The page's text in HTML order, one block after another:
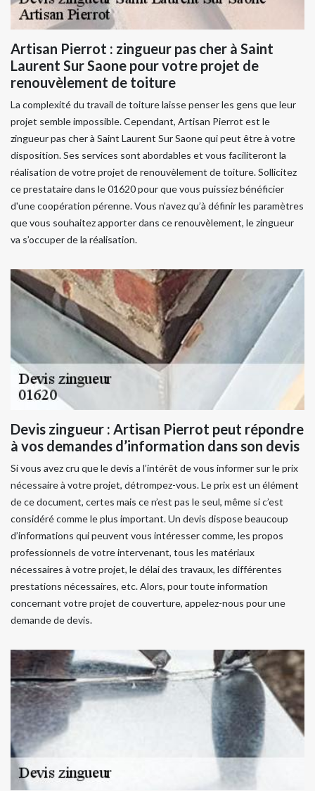
Artisan Pierrot : zingueur pas cher à Saint
Laurent Sur Saone pour votre projet de
renouvèlement de toiture
La complexité du travail de toiture laisse penser les gens que leur
projet semble impossible. Cependant, Artisan Pierrot est le
zingueur pas cher à Saint Laurent Sur Saone qui peut être à votre
disposition. Ses services sont abordables et vous faciliteront la
réalisation de votre projet de renouvèlement de toiture. Sollicitez
ce prestataire dans le 01620 pour que vous puissiez bénéficier
d'une coopération pérenne. Vous n’avez qu’à définir les paramètres
que vous souhaitez apporter dans ce renouvèlement, le zingueur
va s’occuper de la réalisation.
Devis zingueur : Artisan Pierrot peut répondre
à vos demandes d’information dans son devis
Si vous avez cru que le devis a l’intérêt de vous informer sur le prix
nécessaire à votre projet, détrompez-vous. Le prix est un élément
de ce document, certes mais ce n’est pas le seul, même si c’est
considéré comme le plus important. Un devis dispose beaucoup
d’informations qui peuvent vous intéresser comme, les propos
professionnels de votre intervenant, tous les matériaux
nécessaires à votre projet, le délai des travaux, les différentes
prestations nécessaires, etc. Alors, pour toute information
concernant votre projet de couverture, appelez-nous pour une
demande de devis.